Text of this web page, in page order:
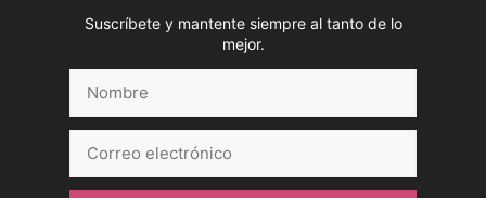
Suscríbete y mantente siempre al tanto de lo
mejor.
electrónico